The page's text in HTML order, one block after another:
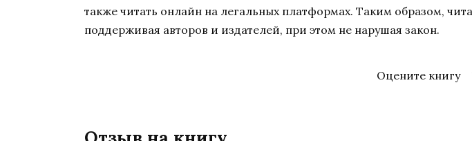
также читать онлайн на легальных платформах. Таким образом,
поддерживая авторов и издателей, при этом не нарушая закон.
Оцените книгу